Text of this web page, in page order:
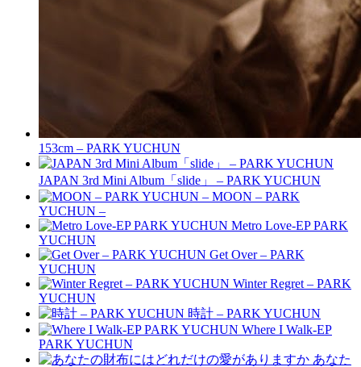
153cm – PARK YUCHUN
JAPAN 3rd Mini Album「slide」 – PARK YUCHUN
MOON – PARK
YUCHUN –
Metro Love-EP PARK
YUCHUN
Get Over – PARK
YUCHUN
Winter Regret – PARK
YUCHUN
時計 – PARK YUCHUN
Where I Walk-EP
PARK YUCHUN
あなた